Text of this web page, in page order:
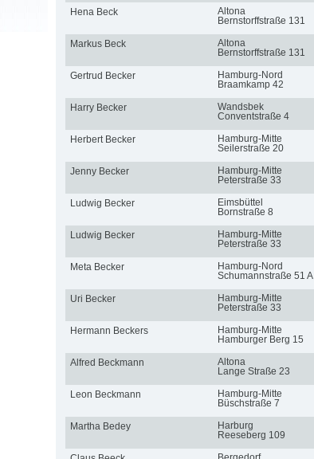
Hena Beck
Altona
Bernstorffstraße 131
Markus Beck
Altona
Bernstorffstraße 131
Gertrud Becker
Hamburg-Nord
Braamkamp 42
Harry Becker
Wandsbek
Conventstraße 4
Herbert Becker
Hamburg-Mitte
Seilerstraße 20
Jenny Becker
Hamburg-Mitte
Peterstraße 33
Ludwig Becker
Eimsbüttel
Bornstraße 8
Ludwig Becker
Hamburg-Mitte
Peterstraße 33
Meta Becker
Hamburg-Nord
Schumannstraße 51 A
Uri Becker
Hamburg-Mitte
Peterstraße 33
Hermann Beckers
Hamburg-Mitte
Hamburger Berg 15
Alfred Beckmann
Altona
Lange Straße 23
Leon Beckmann
Hamburg-Mitte
Büschstraße 7
Martha Bedey
Harburg
Reeseberg 109